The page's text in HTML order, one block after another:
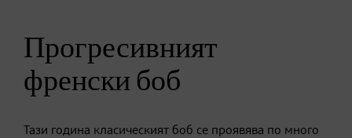
Прогресивният
френски боб
Тази година класическият боб се проявява по много